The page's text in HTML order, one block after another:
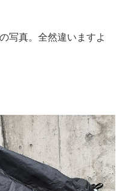
写真。全然違いますよ